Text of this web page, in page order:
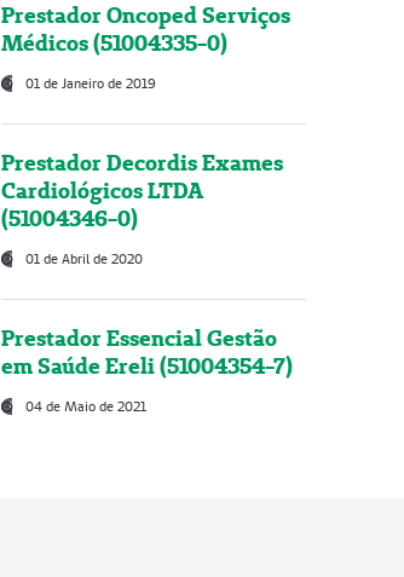
Prestador Oncoped Serviços
Médicos (51004335-0)
01 de Janeiro de 2019
Prestador Decordis Exames
Cardiológicos LTDA
(51004346-0)
01 de Abril de 2020
Prestador Essencial Gestão
em Saúde Ereli (51004354-7)
04 de Maio de 2021